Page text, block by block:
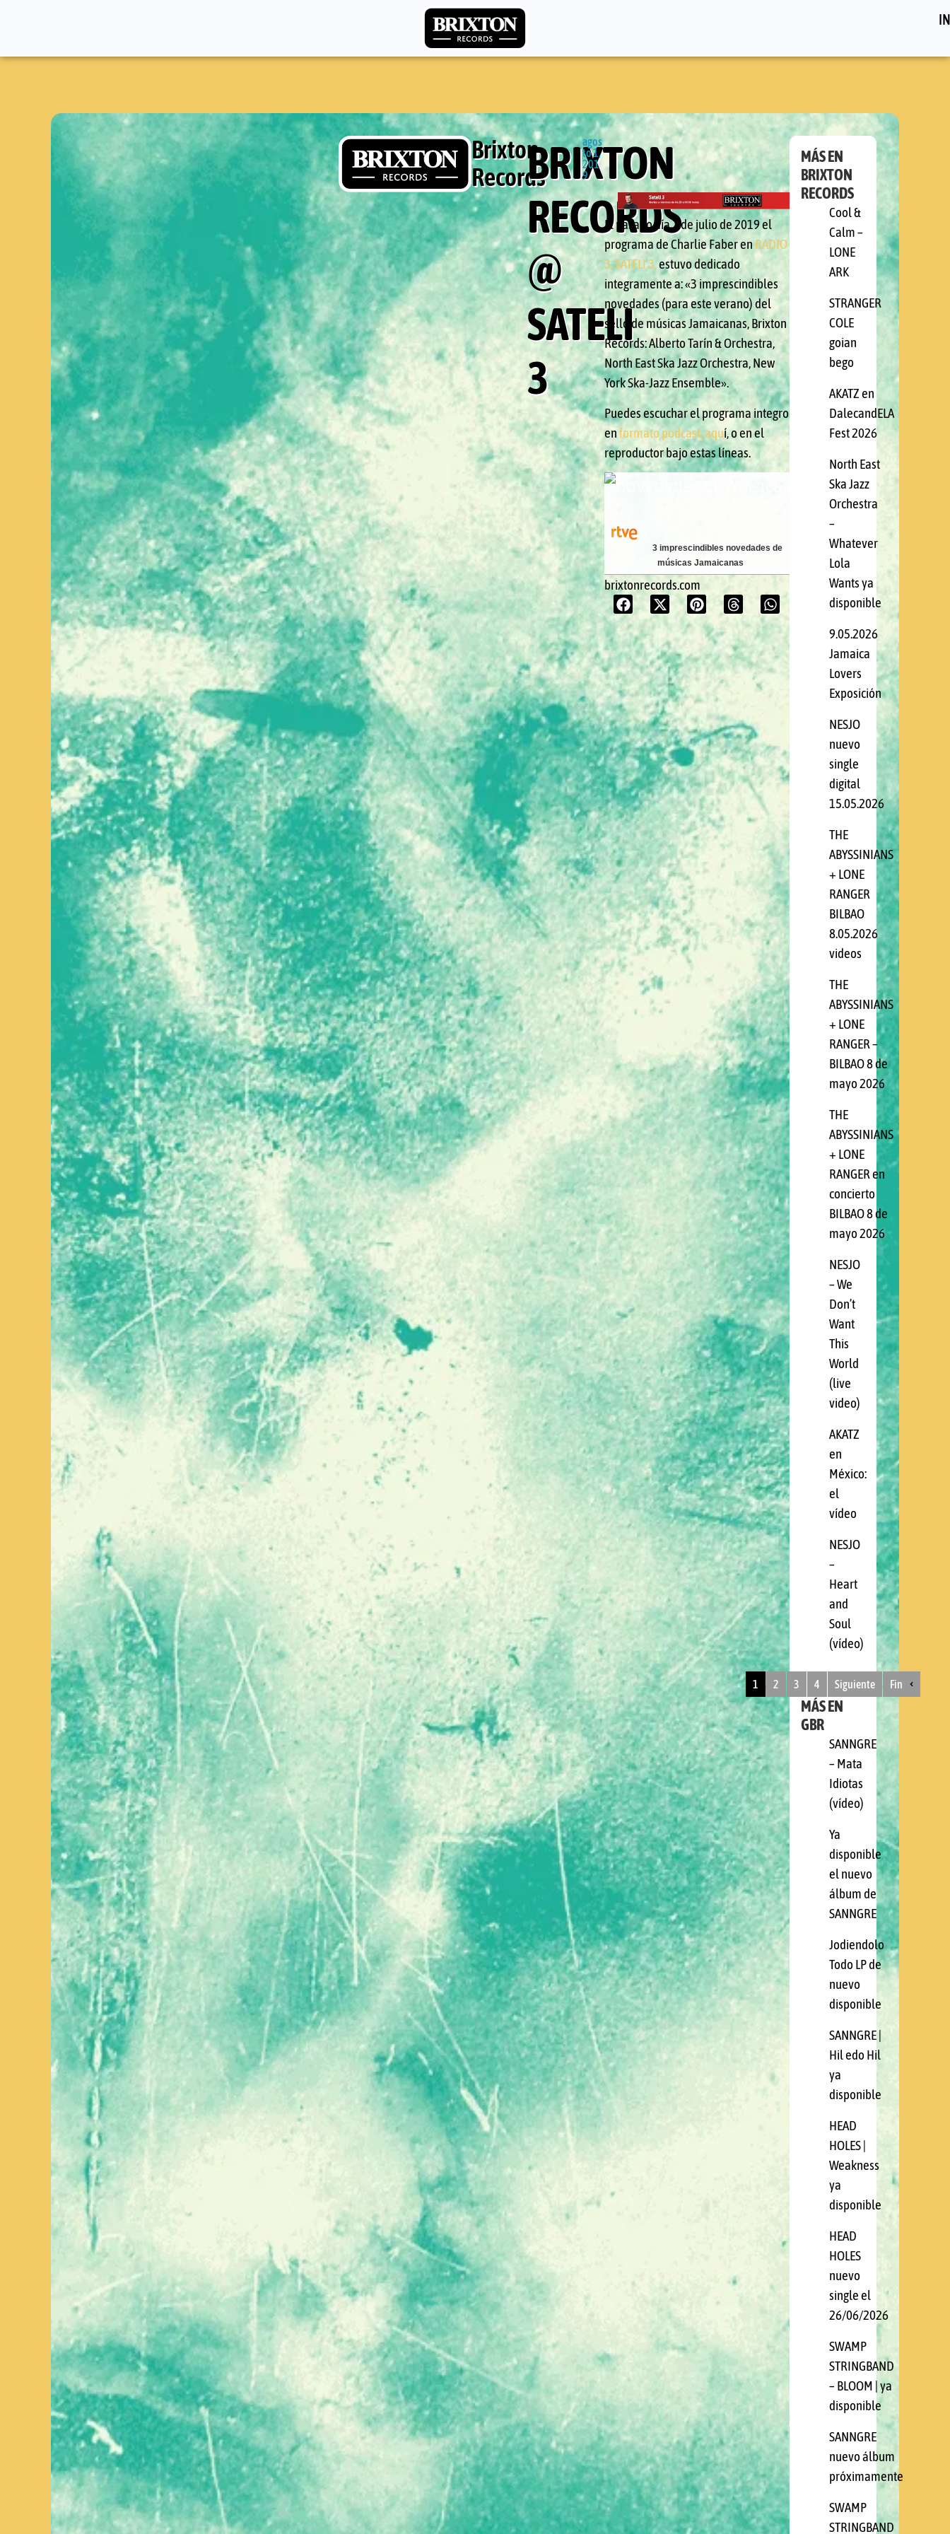
Brixton
RecordsBRIXTON
RECORDS
@
SATELI
3
agos
to 1,
201
9
El pasado día 2 de julio de 2019 el
programa de Charlie Faber enRADIO
3, SATELI 3,estuvo dedicado
integramente a: «3 imprescindibles
novedades (para este verano) del
sello de músicas Jamaicanas, Brixton
Records: Alberto Tarín & Orchestra,
North East Ska Jazz Orchestra, New
York Ska-Jazz Ensemble».
Puedes escuchar el programa integro
enformato podcast, aquí, o en el
reproductor bajo estas líneas.
3 imprescindibles novedades de
músicas Jamaicanas
brixtonrecords.com
MÁS EN
BRIXTON
RECORDS
Cool &
Calm –
LONE
ARK
STRANGER
COLE
goian
bego
AKATZ en
DalecandELA
Fest 2026
North East
Ska Jazz
Orchestra
–
Whatever
Lola
Wants ya
disponible
9.05.2026
Jamaica
Lovers
Exposición
NESJO
nuevo
single
digital
15.05.2026
THE
ABYSSINIANS
+ LONE
RANGER
BILBAO
8.05.2026
videos
THE
ABYSSINIANS
+ LONE
RANGER –
BILBAO 8 de
mayo 2026
THE
ABYSSINIANS
+ LONE
RANGER en
concierto
BILBAO 8 de
mayo 2026
NESJO
– We
Don’t
Want
This
World
(live
video)
AKATZ
en
México:
el
vídeo
NESJO
–
Heart
and
Soul
(vídeo)
1 2 3 4 Siguiente Fin
MÁS EN
GBR
SANNGRE
– Mata
Idiotas
(vídeo)
Ya
disponible
el nuevo
álbum de
SANNGRE
Jodiendolo
Todo LP de
nuevo
disponible
SANNGRE |
Hil edo Hil
ya
disponible
HEAD
HOLES |
Weakness
ya
disponible
HEAD
HOLES
nuevo
single el
26/06/2026
SWAMP
STRINGBAND
– BLOOM | ya
disponible
SANNGRE
nuevo álbum
próximamente
SWAMP
STRINGBAND